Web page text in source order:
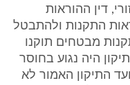
דין ההוראות
התקנות ולהתבטל
מבטחים תוקנו
שהתיקון היה נגוע בחוסר
התיקון האמור לא